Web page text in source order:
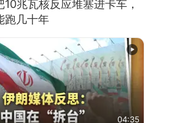
兆瓦核反应堆塞进卡车，
跑几十年
04:35